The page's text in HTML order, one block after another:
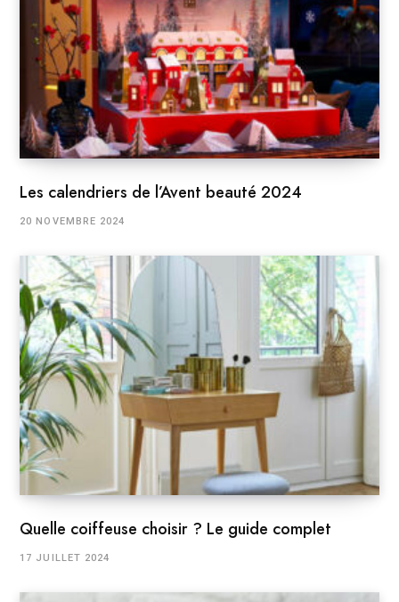
Les calendriers de l’Avent beauté 2024
20 NOVEMBRE 2024
Quelle coiffeuse choisir ? Le guide complet
17 JUILLET 2024